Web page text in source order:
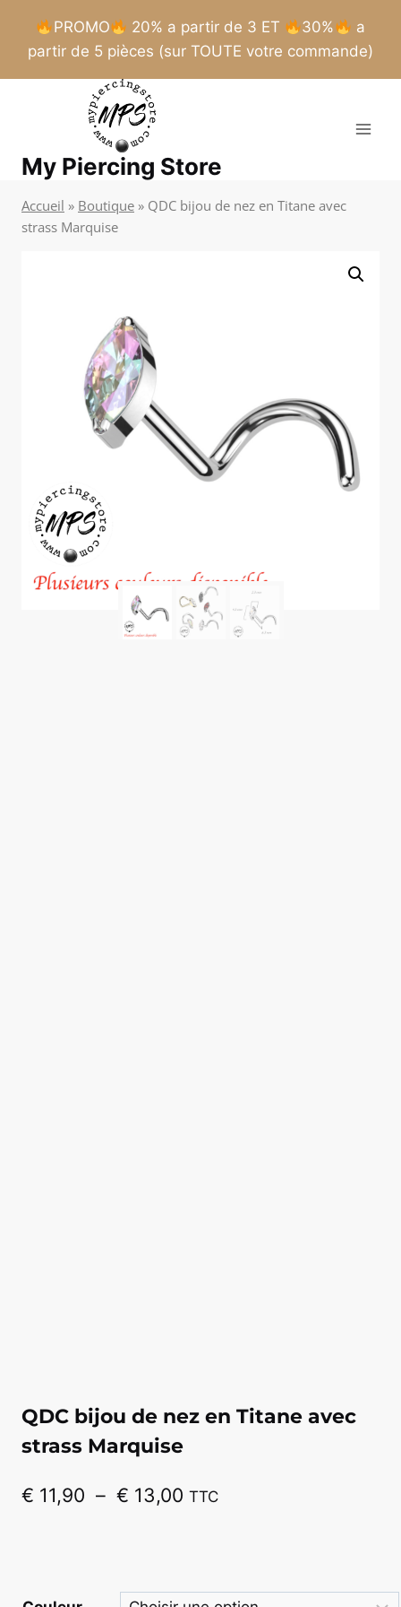
PROMO 20% a partir de 3 ET 30%
a
partir de 5 pièces (sur TOUTE votre commande)
My Piercing Store
Accueil » Boutique » QDC bijou de nez en Titane avec
strass Marquise
QDC bijou de nez en Titane avec
strass Marquise
€ 11,90 – € 13,00 Plage
TTC